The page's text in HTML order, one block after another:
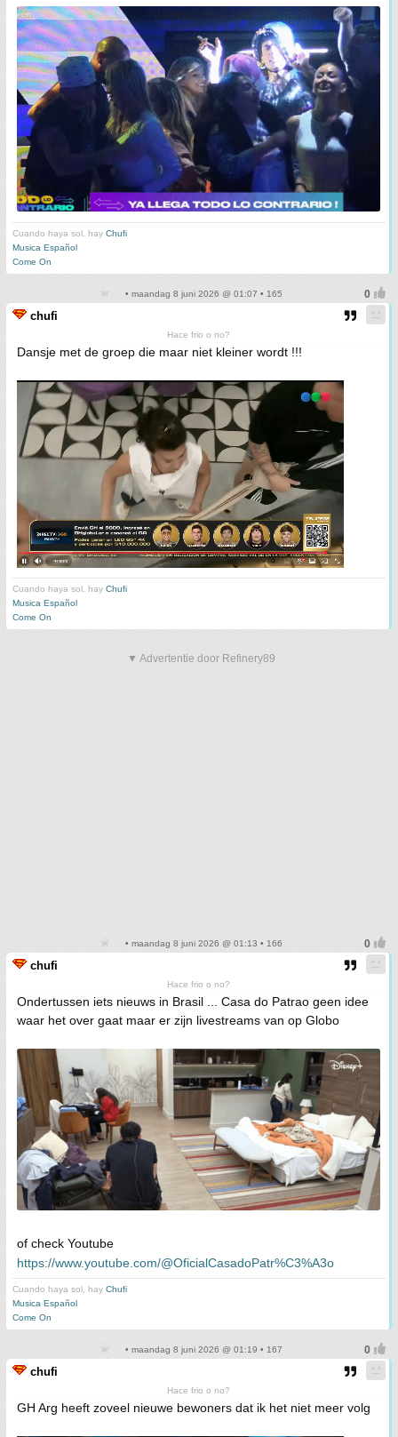
Cuando haya sol, hay Chufi
Musica Español
Come On
• maandag 8 juni 2026 @ 01:07 • 165
chufi
Hace frio o no?
Dansje met de groep die maar niet kleiner wordt !!!
Cuando haya sol, hay Chufi
Musica Español
Come On
▼ Advertentie door Refinery89
• maandag 8 juni 2026 @ 01:13 • 166
chufi
Hace frio o no?
Ondertussen iets nieuws in Brasil ... Casa do Patrao geen idee
waar het over gaat maar er zijn livestreams van op Globo
of check Youtube
https://www.youtube.com/@OficialCasadoPatr%C3%A3o
Cuando haya sol, hay Chufi
Musica Español
Come On
• maandag 8 juni 2026 @ 01:19 • 167
chufi
Hace frio o no?
GH Arg heeft zoveel nieuwe bewoners dat ik het niet meer volg